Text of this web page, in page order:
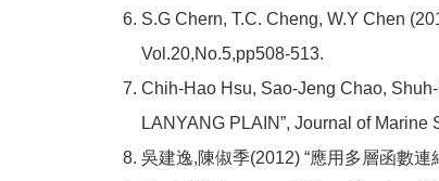
S.G Chern, T.C. Cheng, W.Y Chen
Vol.20,No.5,pp508-513.
Chih-Hao Hsu, Sao-Jeng Chao,
LANYANG PLAIN”, Journal of
吳建逸,陳俶季(2012) “應用多層函數